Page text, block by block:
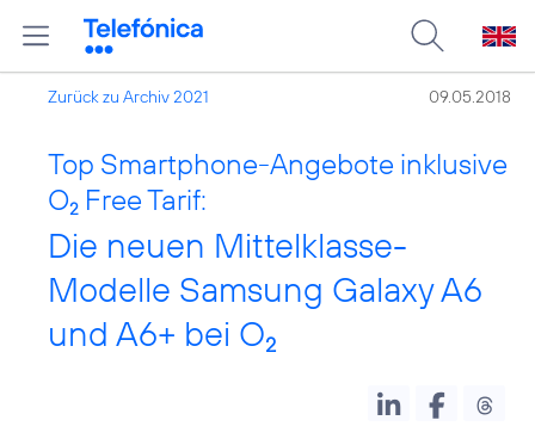
Zurück zu Archiv 2021 09.05.2018
Top Smartphone-Angebote inklusive
O2 Free Tarif:
Die neuen Mittelklasse-
Modelle Samsung Galaxy A6
und A6+ bei O2